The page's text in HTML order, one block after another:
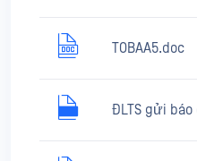
TOBAA5.doc